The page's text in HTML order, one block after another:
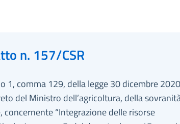
n. 157/CSR
1, comma 129, della legge 30 dicembre
del Ministro dell’agricoltura, della
“Integrazione delle risorse